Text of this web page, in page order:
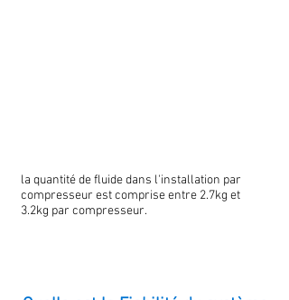
la quantité de fluide dans l'installation par
compresseur est comprise entre 2.7kg et
3.2kg par compresseur.